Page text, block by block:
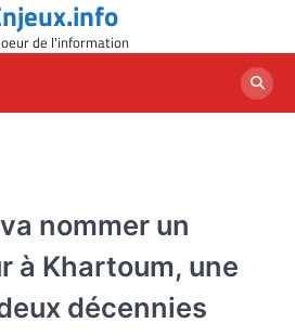
de l'information
nommer un
à Khartoum, une
décennies